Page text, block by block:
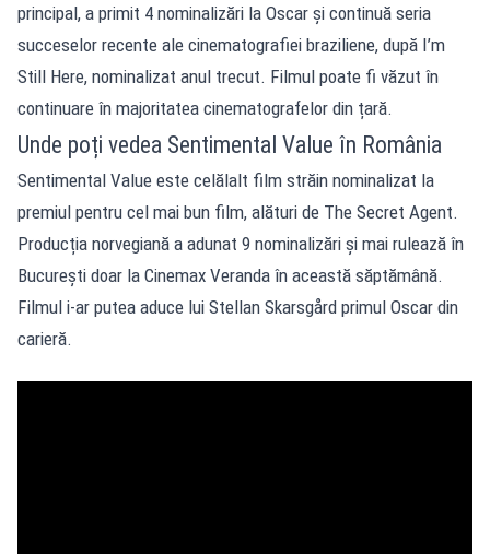
principal, a primit 4 nominalizări la Oscar și continuă seria
succeselor recente ale cinematografiei braziliene, după I’m
Still Here, nominalizat anul trecut. Filmul poate fi văzut în
continuare în majoritatea cinematografelor din țară.
Unde poți vedea Sentimental Value în România
Sentimental Value este celălalt film străin nominalizat la
premiul pentru cel mai bun film, alături de The Secret Agent.
Producția norvegiană a adunat 9 nominalizări și mai rulează în
București doar la Cinemax Veranda în această săptămână.
Filmul i-ar putea aduce lui Stellan Skarsgård primul Oscar din
carieră.